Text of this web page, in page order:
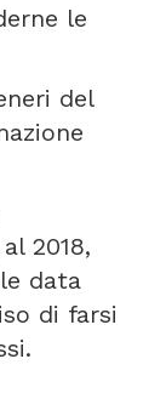
le
del
2018,
data
di farsi